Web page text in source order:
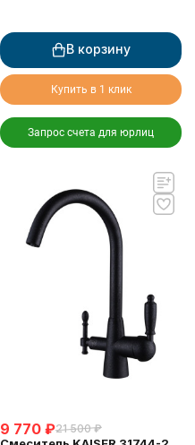
В корзину
Купить в 1 клик
Запрос счета для юрлиц
9 770 ₽21 500 ₽